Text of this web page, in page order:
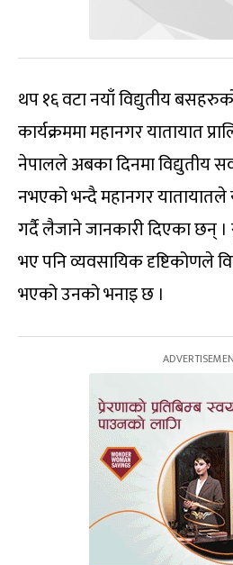
थप १६ वटा नयाँ विद्युतीय
कार्यक्रममा महानगर यातायात
नेपालले अबका दिनमा विद्युतीय
नभएको भन्दै महानगर यातायातले
गर्दै लैजाने जानकारी दिएका छन्
भए पनि व्यवसायिक दृष्टिकोणले
भएको उनको भनाइ छ ।